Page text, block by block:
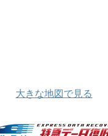
大きな地図で見る